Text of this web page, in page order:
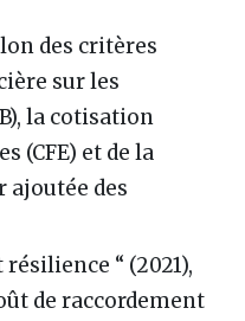
des critères
sur les
la cotisation
(CFE) et de la
ajoutée des
“ (2021),
de raccordement